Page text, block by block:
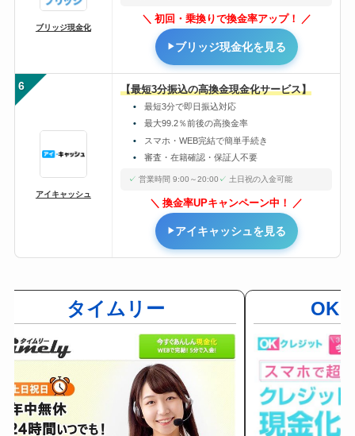
ブリッジ現金化
初回・乗換りで換金率アップ！
ブリッジ現金化を見る
6
アイキャッシュ
【最短3分振込の高換金現金化サービス】
最短3分で即日振込対応
最大99.2％前後の高換金率
スマホ・WEB完結で簡単手続き
審査・在籍確認・保証人不要
営業時間 9:00～20:00 土日祝の入金可能
換金率UPキャンペーン中！
アイキャッシュを見る
タイムリー OK